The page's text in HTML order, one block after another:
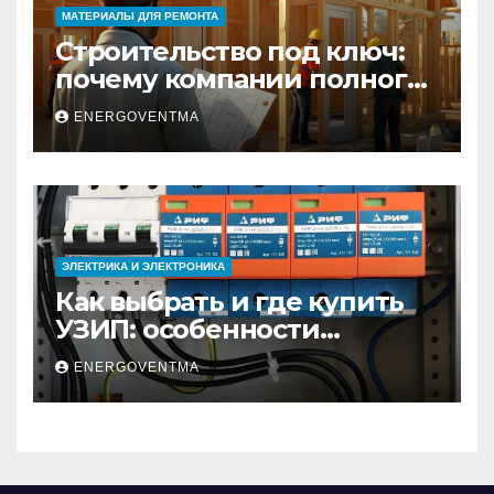
МАТЕРИАЛЫ ДЛЯ РЕМОНТА
Строительство под ключ:
почему компании полного
цикла меняют рынок
недвижимости
ENERGOVENTMA
ЭЛЕКТРИКА И ЭЛЕКТРОНИКА
Как выбрать и где купить
УЗИП: особенности
устройств защиты от
импульсных
перенапряжений
ENERGOVENTMA